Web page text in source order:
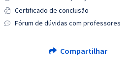
Certificado de conclusão
Fórum de dúvidas com professores
Compartilhar